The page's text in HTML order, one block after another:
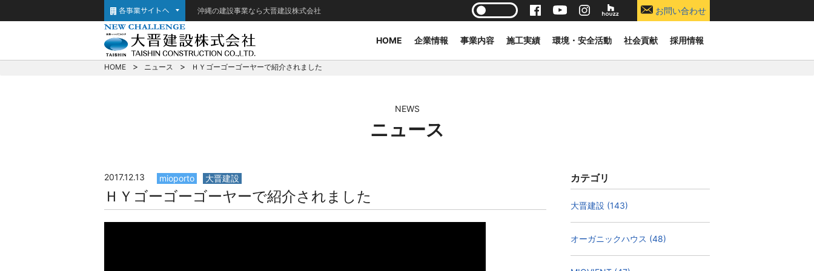
沖縄の建設事業なら大晋建設株式会社 お問い合わせ
HOME 企業情報 事業内容 施工実績 環境・安全活動 社会貢献 採用情報
HOME ニュース ＨＹゴーゴーゴーヤーで紹介されました
NEWS
ニュース
2017.12.13 mioporto 大晋建設
ＨＹゴーゴーゴーヤーで紹介されました
カテゴリ
大晋建設 (143)
オーガニックハウス (48)